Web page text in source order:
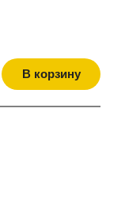
В корзину